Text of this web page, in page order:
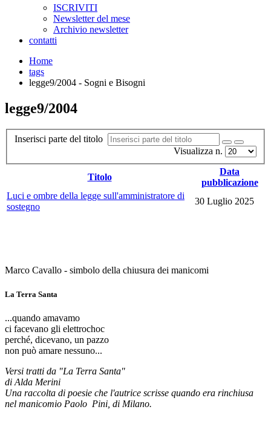
ISCRIVITI
Newsletter del mese
Archivio newsletter
contatti
Home
tags
legge9/2004 - Sogni e Bisogni
legge9/2004
Inserisci parte del titolo
Visualizza n.
Titolo
Data
pubblicazione
Luci e ombre della legge sull'amministratore di
sostegno
30 Luglio 2025
Marco Cavallo - simbolo della chiusura dei manicomi
La Terra Santa
...quando amavamo
ci facevano gli elettrochoc
perché, dicevano, un pazzo
non può amare nessuno...
Versi tratti da "La Terra Santa"
di Alda Merini
Una raccolta di poesie che l'autrice scrisse quando era rinchiusa
nel manicomio Paolo Pini, di Milano.